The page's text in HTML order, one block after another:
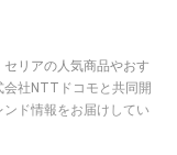
リアの人気商品やおす
会社NTTドコモと共同開
ド情報をお届けしてい